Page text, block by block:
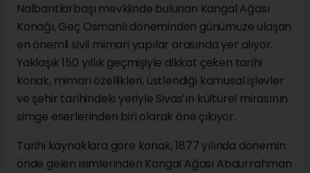
Nalbantlarbaşı mevkiinde bulunan Kangal Ağası
Konağı, Geç Osmanlı döneminden günümüze ulaşan
en önemli sivil mimari yapılar arasında yer alıyor.
Yaklaşık 150 yıllık geçmişiyle dikkat çeken tarihi
konak, mimari özellikleri, üstlendiği kamusal işlevler
ve şehir tarihindeki yeriyle Sivas’ın kültürel mirasının
simge eserlerinden biri olarak öne çıkıyor.
Tarihi kaynaklara göre konak, 1877 yılında dönemin
önde gelen isimlerinden Kangal Ağası Abdurrahman